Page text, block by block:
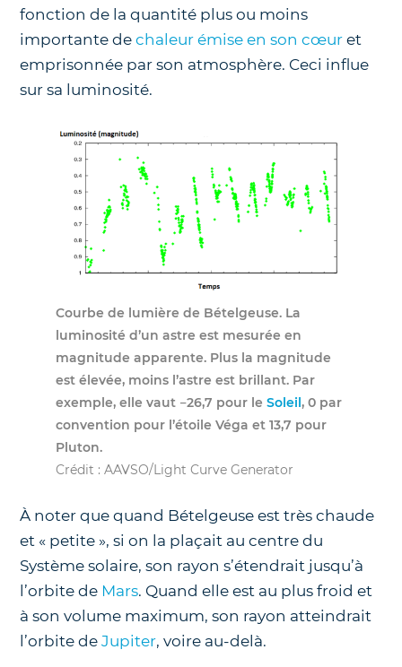
fonction de la quantité plus ou moins
importante dechaleur émise en son cœur et
emprisonnée par son atmosphère. Ceci influe
sur sa luminosité.
Courbe de lumière de Bételgeuse. La
luminosité d’un astre est mesurée en
magnitude apparente. Plus la magnitude
est élevée, moins l’astre est brillant. Par
exemple, elle vaut −26,7 pour leSoleil, 0 par
convention pour l’étoile Véga et 13,7 pour
Pluton.
Crédit : AAVSO/Light Curve Generator
À noter que quand Bételgeuse est très chaude
et « petite », si on la plaçait au centre du
Système solaire, son rayon s’étendrait jusqu’à
l’orbite de Mars. Quand elle est au plus froid et
à son volume maximum, son rayon atteindrait
l’orbite deJupiter, voire au-delà.